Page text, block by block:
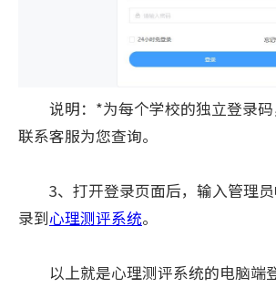
说明：*为每个学校的独立登录码
联系客服为您查询。
3、打开登录页面后，输入管理员
录到心理测评系统。
以上就是心理测评系统的电脑端